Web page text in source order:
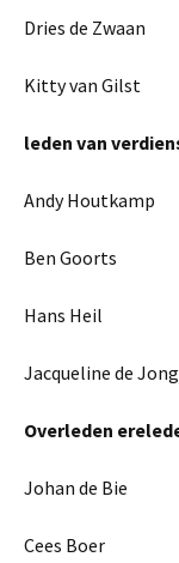
Dries de Zwaan
Kitty van Gilst
leden van
Andy Houtkamp
Ben Goorts
Hans Heil
Jacqueline de
Overleden
Johan de Bie
Cees Boer